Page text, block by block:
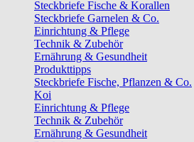
Steckbriefe Fische & Korallen
Steckbriefe Garnelen & Co.
Einrichtung & Pflege
Technik & Zubehör
Ernährung & Gesundheit
Produkttipps
Steckbriefe Fische, Pflanzen & Co.
Koi
Einrichtung & Pflege
Technik & Zubehör
Ernährung & Gesundheit